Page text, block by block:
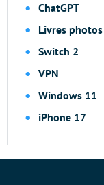
ChatGPT
Livres photos
Switch 2
VPN
Windows 11
iPhone 17